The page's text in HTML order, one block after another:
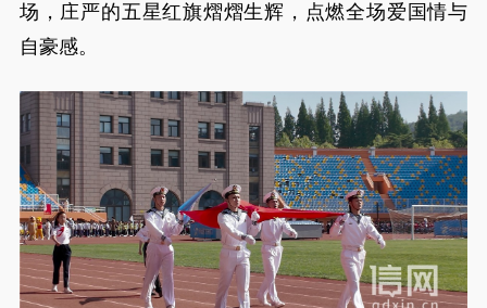
场，庄严的五星红旗熠熠生辉，点燃全场爱国情与
自豪感。